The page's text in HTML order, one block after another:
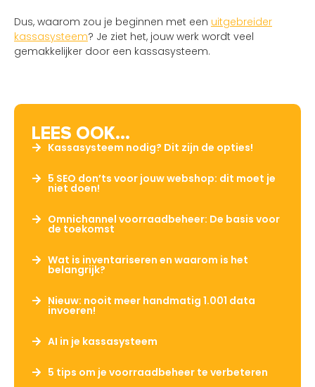
Dus, waarom zou je beginnen met een uitgebreider
kassasysteem? Je ziet het, jouw werk wordt veel
gemakkelijker door een kassasysteem.
LEES OOK...
Kassasysteem nodig? Dit zijn de opties!
5 SEO don’ts voor jouw webshop: dit moet je
niet doen!
Omnichannel voorraadbeheer: De basis voor
de toekomst
Wat is inventariseren en waarom is het
belangrijk?
Nieuw: nooit meer handmatig 1.001 data
invoeren!
AI in je kassasysteem
5 tips om je voorraadbeheer te verbeteren